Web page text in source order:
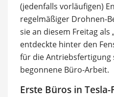
(jedenfalls vorläufigen)
regelmäßiger Drohnen-
sie an diesem Freitag als
entdeckte hinter den
für die Antriebsfertigung
begonnene Büro-Arbeit.
Erste Büros in